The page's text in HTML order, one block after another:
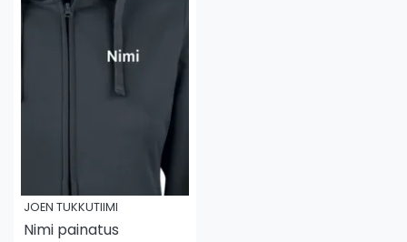
JOEN TUKKUTIIMI
Nimi painatus